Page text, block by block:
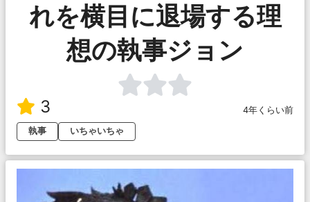
れを横目に退場する理
想の執事ジョン
3
4年くらい前
執事
いちゃいちゃ